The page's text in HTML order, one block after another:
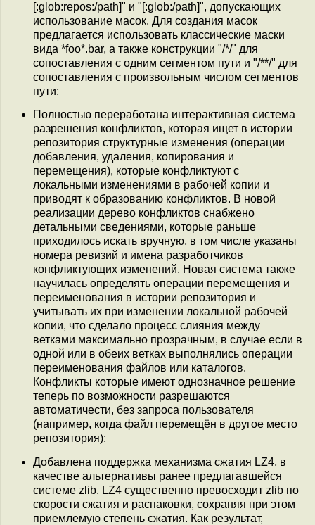
[:glob:repos:/path]" и "[:glob:/path]", допускающих
использование масок. Для создания масок
предлагается использовать классические маски
вида *foo*.bar, а также конструкции "/*/" для
сопоставления с одним сегментом пути и "/**/" для
сопоставления с произвольным числом сегментов
пути;
Полностью переработана интерактивная система
разрешения конфликтов, которая ищет в истории
репозитория структурные изменения (операции
добавления, удаления, копирования и
перемещения), которые конфликтуют с
локальными изменениями в рабочей копии и
приводят к образованию конфликтов. В новой
реализации дерево конфликтов снабжено
детальными сведениями, которые раньше
приходилось искать вручную, в том числе указаны
номера ревизий и имена разработчиков
конфликтующих изменений. Новая система также
научилась определять операции перемещения и
переименования в истории репозитория и
учитывать их при изменении локальной рабочей
копии, что сделало процесс слияния между
ветками максимально прозрачным, в случае если в
одной или в обеих ветках выполнялись операции
переименования файлов или каталогов.
Конфликты которые имеют однозначное решение
теперь по возможности разрешаются
автоматичести, без запроса пользователя
(например, когда файл перемещён в другое место
репозитория);
Добавлена поддержка механизма сжатия LZ4, в
качестве альтернативы ранее предлагавшейся
системе zlib. LZ4 существенно превосходит zlib по
скорости сжатия и распаковки, сохраняя при этом
приемлемую степень сжатия. Как результат,